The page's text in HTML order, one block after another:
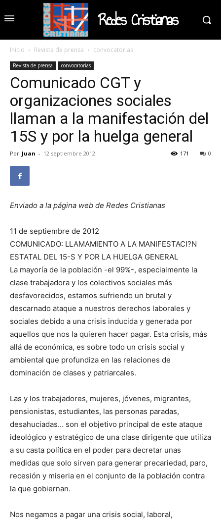
Redes Cristianas
Inicio Revista de prensa convocatorias
Revista de prensa convocatorias
Comunicado CGT y
organizaciones sociales
llaman a la manifestación del
15S y por la huelga general
Por Juan - 12 septiembre 2012 0
171
Enviado a la página web de Redes Cristianas
11 de septiembre de 2012
COMUNICADO: LLAMAMIENTO A LA MANIFESTACI?N
ESTATAL DEL 15-S Y POR LA HUELGA GENERAL
La mayoría de la población -el 99%-, especialmente la
clase trabajadora y los colectivos sociales más
desfavorecidos, estamos sufriendo un brutal y
descarnado ataque a nuestros derechos laborales y
sociales debido a una crisis inducida y generada por
aquellos que nos la quieren hacer pagar. Esta crisis, más
allá de económica, es sobre todo un crisis social y
ambiental que profundiza en las relaciones de
dominación de clases y patriarcales.
Las y los trabajadores, mujeres, jóvenes, migrantes,
pensionistas, estudiantes, las personas paradas,
desahuciadas… son el objetivo principal de este ataque
ideológico y estratégico de una clase dirigente que utiliza
a su casta política en el poder para decretar unas
medidas que solo sirven para generar precariedad, paro,
recesión y miseria en el conjunto de la población contra
la que gobiernan.
Nos negamos a pagar una crisis social, laboral,